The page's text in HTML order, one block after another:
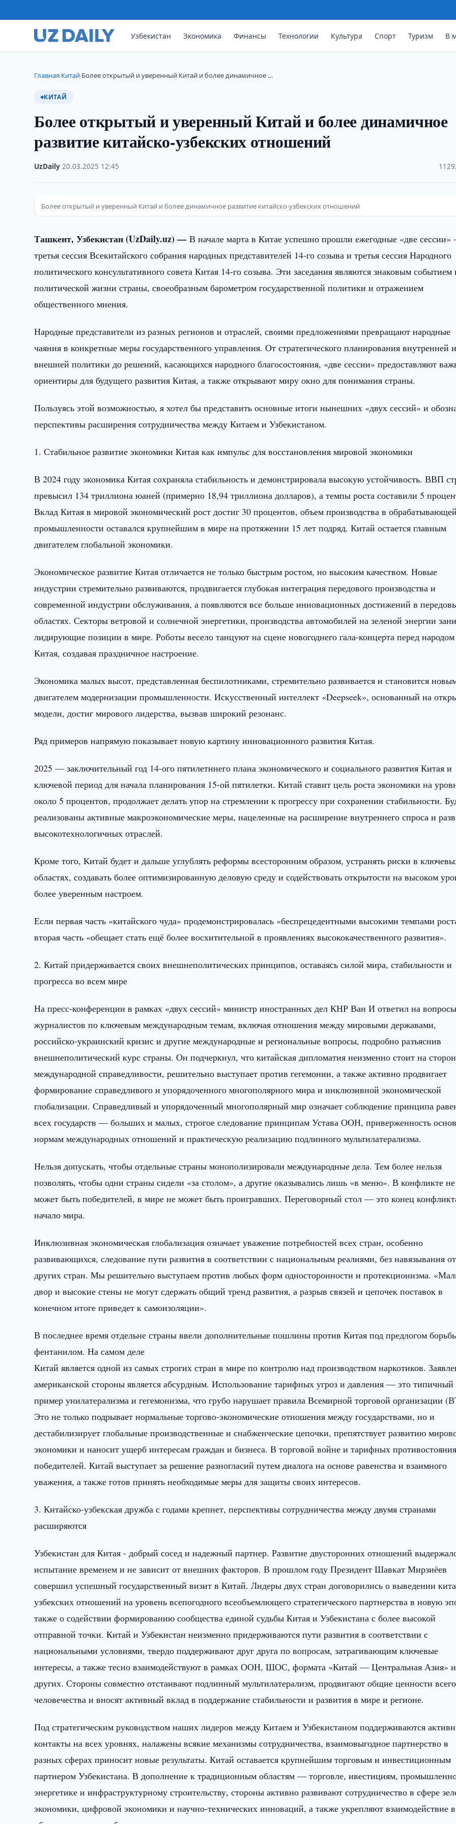
Узбекистан Экономика Финансы Технологии Культура Спорт Туризм В
Главная›Китай›Более открытый и уверенный Китай и более динамичное …
КИТАЙ
Более открытый и уверенный Китай и более динамичное
развитие китайско-узбекских отношений
UzDaily ·20.03.2025 12:45
Более открытый и уверенный Китай и более динамичное развитие китайско-узбекских отношений
Ташкент, Узбекистан (UzDaily.uz) —В начале марта в Китае успешно прошли ежегодные «две
третья сессия Всекитайского собрания народных представителей 14-го созыва и третья сессия Народного
политического консультативного совета Китая 14-го созыва. Эти заседания являются знаковым событием
политической жизни страны, своеобразным барометром государственной политики и отражением
общественного мнения.
Народные представители из разных регионов и отраслей, своими предложениями превращают народные
чаяния в конкретные меры государственного управления. От стратегического планирования внутренней и
внешней политики до решений, касающихся народного благосостояния, «две сессии» предоставляют
ориентиры для будущего развития Китая, а также открывают миру окно для понимания страны.
Пользуясь этой возможностью, я хотел бы представить основные итоги нынешних «двух сессий» и
перспективы расширения сотрудничества между Китаем и Узбекистаном.
1. Стабильное развитие экономики Китая как импульс для восстановления мировой экономики
В 2024 году экономика Китая сохраняла стабильность и демонстрировала высокую устойчивость. ВВП
превысил 134 триллиона юаней (примерно 18,94 триллиона долларов), а темпы роста составили 5
Вклад Китая в мировой экономический рост достиг 30 процентов, объем производства в обрабатывающей
промышленности оставался крупнейшим в мире на протяжении 15 лет подряд. Китай остается главным
двигателем глобальной экономики.
Экономическое развитие Китая отличается не только быстрым ростом, но высоким качеством. Новые
индустрии стремительно развиваются, продвигается глубокая интеграция передового производства и
современной индустрии обслуживания, а появляются все больше инновационных достижений в
областях. Секторы ветровой и солнечной энергетики, производства автомобилей на зеленой энергии
лидирующие позиции в мире. Роботы весело танцуют на сцене новогоднего гала-концерта перед народом
Китая, создавая праздничное настроение.
Экономика малых высот, представленная беспилотниками, стремительно развивается и становится
двигателем модернизации промышленности. Искусственный интеллект «Deepseek», основанный на
модели, достиг мирового лидерства, вызвав широкий резонанс.
Ряд примеров напрямую показывает новую картину инновационного развития Китая.
2025 — заключительный год 14-ого пятилетннего плана экономического и социального развития Китая и
ключевой период для начала планирования 15-ой пятилетки. Китай ставит цель роста экономики на
около 5 процентов, продолжает делать упор на стремлении к прогрессу при сохранении стабильности.
реализованы активные макроэкономические меры, нацеленные на расширение внутреннего спроса и
высокотехнологичных отраслей.
Кроме того, Китай будет и дальше углублять реформы всесторонним образом, устранять риски в
областях, создавать более оптимизированную деловую среду и содействовать открытости на высоком
более уверенным настроем.
Если первая часть «китайского чуда» продемонстрировалась «беспрецедентными высокими темпами
вторая часть «обещает стать ещё более восхитительной в проявлениях высококачественного развития».
2. Китай придерживается своих внешнеполитических принципов, оставаясь силой мира, стабильности и
прогресса во всем мире
На пресс-конференции в рамках «двух сессий» министр иностранных дел КНР Ван И ответил на вопросы
журналистов по ключевым международным темам, включая отношения между мировыми державами,
российско-украинский кризис и другие международные и региональные вопросы, подробно разъяснив
внешнеполитический курс страны. Он подчеркнул, что китайская дипломатия неизменно стоит на
международной справедливости, решительно выступает против гегемонии, а также активно продвигает
формирование справедливого и упорядоченного многополярного мира и инклюзивной экономической
глобализации. Справедливый и упорядоченный многополярный мир означает соблюдение принципа
всех государств — больших и малых, строгое следование принципам Устава ООН, приверженность
нормам международных отношений и практическую реализацию подлинного мультилатерализма.
Нельзя допускать, чтобы отдельные страны монополизировали международные дела. Тем более нельзя
позволять, чтобы одни страны сидели «за столом», а другие оказывались лишь «в меню». В конфликте не
может быть победителей, в мире не может быть проигравших. Переговорный стол — это конец
начало мира.
Инклюзивная экономическая глобализация означает уважение потребностей всех стран, особенно
развивающихся, следование пути развития в соответствии с национальным реалиями, без навязывания от
других стран. Мы решительно выступаем против любых форм односторонности и протекционизма.
двор и высокие стены не могут сдержать общий тренд развития, а разрыв связей и цепочек поставок в
конечном итоге приведет к самоизоляции».
В последнее время отдельне страны ввели дополнительные пошлины против Китая под предлогом
фентанилом. На самом деле
Китай является одной из самых строгих стран в мире по контролю над производством наркотиков.
американской стороны является абсурдным. Использование тарифных угроз и давления — это типичный
пример унилатерализма и гегемонизма, что грубо нарушает правила Всемирной торговой организации
Это не только подрывает нормальные торгово-экономические отношения между государствами, но и
дестабилизирует глобальные производственные и снабженческие цепочки, препятствует развитию
экономики и наносит ущерб интересам граждан и бизнеса. В торговой войне и тарифных
победителей. Китай выступает за решение разногласий путем диалога на основе равенства и взаимного
уважения, а также готов принять необходимые меры для защиты своих интересов.
3. Китайско-узбекская дружба с годами крепнет, перспективы сотрудничества между двумя странами
расширяются
Узбекистан для Китая - добрый сосед и надежный партнер. Развитие двусторонних отношений
испытание временем и не зависит от внешних факторов. В прошлом году Президент Шавкат Мирзиёев
совершил успешный государственный визит в Китай. Лидеры двух стран договорились о выведении
узбекских отношений на уровень всепогодного всеобъемлющего стратегического партнерства в новую
также о содействии формированию сообщества единой судьбы Китая и Узбекистана с более высокой
отправной точки. Китай и Узбекистан неизменно придерживаются пути развития в соответствии с
национальными условиями, твердо поддерживают друг друга по вопросам, затрагивающим ключевые
интересы, а также тесно взаимодействуют в рамках ООН, ШОС, формата «Китай — Центральная Азия» и
других. Стороны совместно отстаивают подлинный мультилатерализм, продвигают общие ценности всего
человечества и вносят активный вклад в поддержание стабильности и развития в мире и регионе.
Под стратегическим руководством наших лидеров между Китаем и Узбекистаном поддерживаются
контакты на всех уровнях, налажены всякие механизмы сотрудничества, взаимовыгодное партнерство в
разных сферах приносит новые результаты. Китай оставается крупнейшим торговым и инвестиционным
партнером Узбекистана. В дополнение к традиционным областям — торговле, ивестициям,
энергетике и инфраструктурному строительству, стороны активно развивают сотрудничество в сфере
экономики, цифровой экономики и научно-технических инноваций, а также укрепляют взаимодействие в